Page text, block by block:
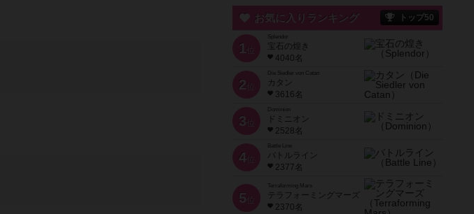
お気に入りランキング トップ50
1 位
宝石の煌き
4040名
2 位
Die Siedler von Catan
カタン
3616名
3 位
ドミニオン
2528名
4位
Battle Line
バトルライン
2377名
5 位
Terraforming Mars
テラフォーミングマーズ
2370名